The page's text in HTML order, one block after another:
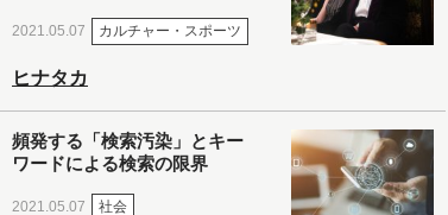
2021.05.07 カルチャー・スポーツ
ヒナタカ
頻発する「検索汚染」とキー
ワードによる検索の限界
2021.05.07 社会